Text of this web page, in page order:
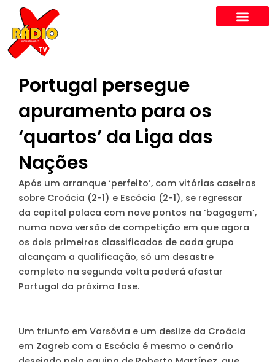
content
Portugal persegue
apuramento para os
‘quartos’ da Liga das
Nações
Após um arranque ‘perfeito’, com vitórias caseiras
sobre Croácia (2-1) e Escócia (2-1), se regressar
da capital polaca com nove pontos na ‘bagagem’,
numa nova versão de competição em que agora
os dois primeiros classificados de cada grupo
alcançam a qualificação, só um desastre
completo na segunda volta poderá afastar
Portugal da próxima fase.
Um triunfo em Varsóvia e um deslize da Croácia
em Zagreb com a Escócia é mesmo o cenário